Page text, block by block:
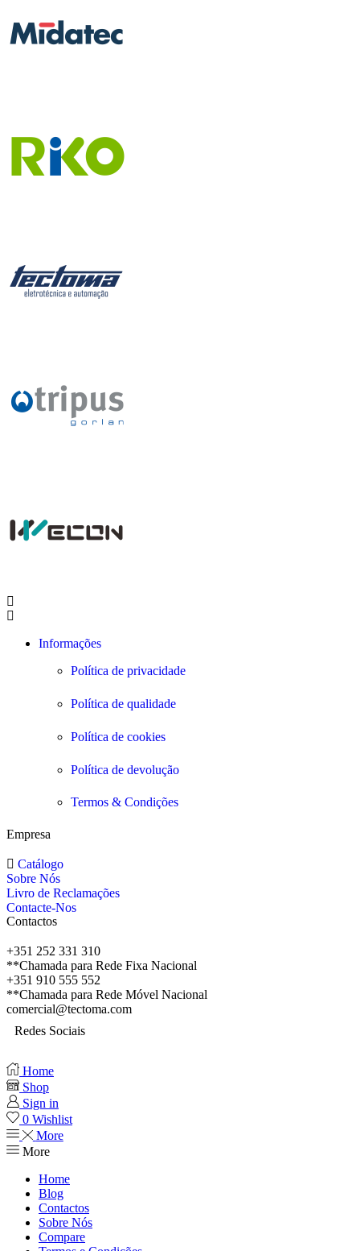
Informações
Política de privacidade
Política de qualidade
Política de cookies
Política de devolução
Termos & Condições
Empresa
Catálogo
Sobre Nós
Livro de Reclamações
Contacte-Nos
Contactos
+351 252 331 310
**Chamada para Rede Fixa Nacional
+351 910 555 552
**Chamada para Rede Móvel Nacional
comercial@tectoma.com
Redes Sociais
Home
Shop
Sign in
0 Wishlist
More
More
Home
Blog
Contactos
Sobre Nós
Compare